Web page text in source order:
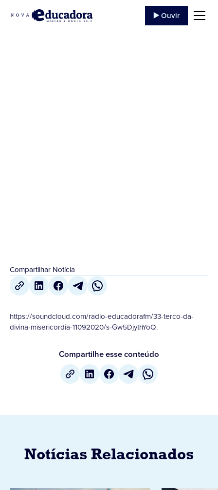
▶️ Ouvir
Compartilhar Notícia
https://soundcloud.com/radio-educadorafm/33-terco-da-
divina-misericordia-11092020/s-Gw5DjythYoQ.
Compartilhe esse conteúdo
Notícias Relacionados